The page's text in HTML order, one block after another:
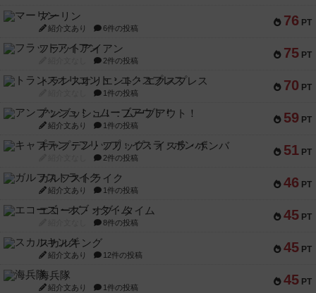
76 PT
マーリン
紹介文あり 6件の投稿
75 PT
フラットアイアン
2件の投稿
70 PT
トランスオリエント・エクスプレス
1件の投稿
59 PT
アンブッシュ！：ムーブアウト！
紹介文あり 1件の投稿
51 PT
キャプテン・フリップ：イスラ・ボンバ
2件の投稿
46 PT
ガルフストライク
紹介文あり 1件の投稿
45 PT
エコーズ・オブ・タイム
8件の投稿
45 PT
スカルキング
紹介文あり 12件の投稿
45 PT
海兵隊
紹介文あり 1件の投稿